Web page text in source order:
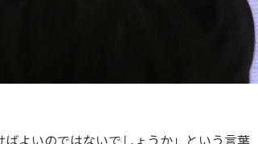
内（学外利用者）
よいのではないでしょうか」という言葉